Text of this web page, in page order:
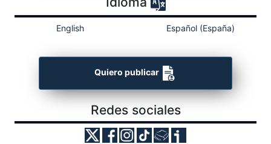
English Español (España)
Quiero publicar
Redes sociales